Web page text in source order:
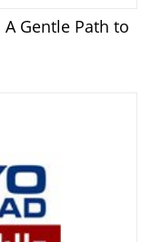
Gentle Path to